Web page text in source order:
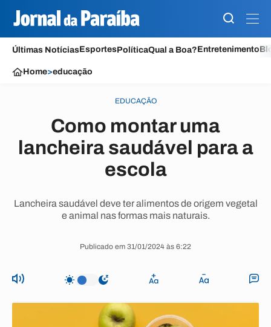
Últimas NotíciasEsportesPolíticaQual a Boa?Entretenimento
Home>educação
EDUCAÇÃO
Como montar uma
lancheira saudável para a
escola
Lancheira saudável deve ter alimentos de origem vegetal
e animal nas formas mais naturais.
Publicado em 31/01/2024 às 6:22